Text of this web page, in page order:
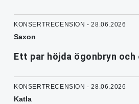
KONSERTRECENSION - 28.06.2026
Saxon
Ett par höjda ögonbryn
KONSERTRECENSION - 28.06.2026
Katla